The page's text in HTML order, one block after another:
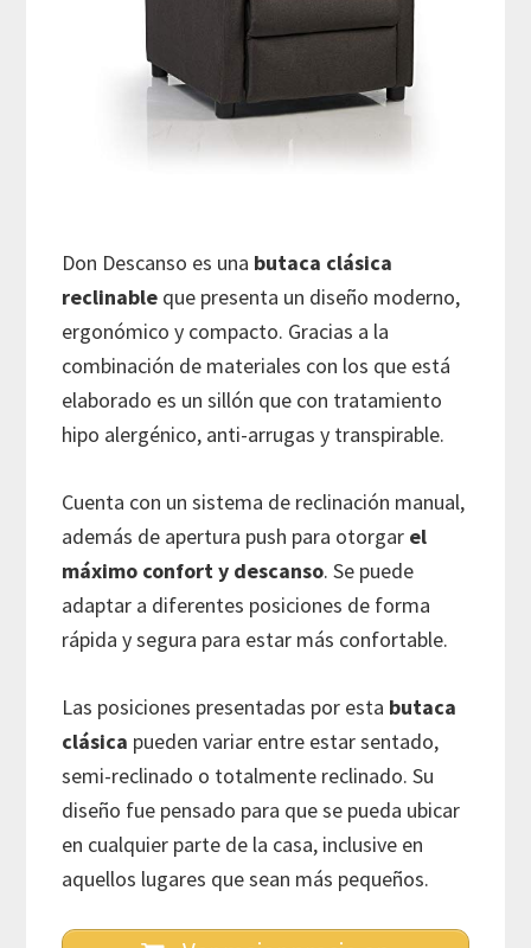
Don Descanso es una butaca clásica
reclinable que presenta un diseño moderno,
ergonómico y compacto. Gracias a la
combinación de materiales con los que está
elaborado es un sillón que con tratamiento
hipo alergénico, anti-arrugas y transpirable.
Cuenta con un sistema de reclinación manual,
además de apertura push para otorgar el
máximo confort y descanso. Se puede
adaptar a diferentes posiciones de forma
rápida y segura para estar más confortable.
Las posiciones presentadas por esta butaca
clásica pueden variar entre estar sentado,
semi-reclinado o totalmente reclinado. Su
diseño fue pensado para que se pueda ubicar
en cualquier parte de la casa, inclusive en
aquellos lugares que sean más pequeños.